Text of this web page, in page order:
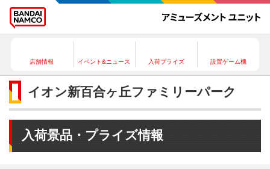
店舗情報 イベント&ニュース 入荷プライズ 設置ゲーム機
イオン新百合ヶ丘ファミリーパーク
入荷景品・プライズ情報